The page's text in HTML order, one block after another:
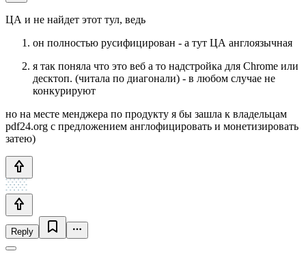
ЦА и не найдет этот тул, ведь
он полностью русифицирован - а тут ЦА англоязычная
я так поняла что это веб а то надстройка для Chrome или
десктоп. (читала по диагонали) - в любом случае не
конкурируют
но на месте менджера по продукту я бы зашла к владельцам
pdf24.org с предложением англофицировать и монетизировать
затею)
Reply